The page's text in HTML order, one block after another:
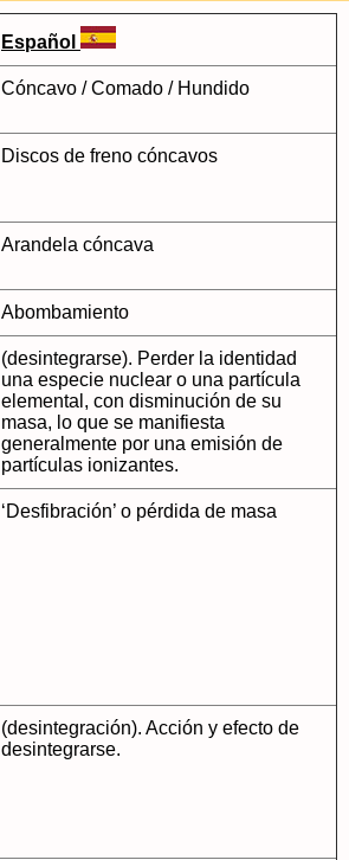
Español
Cóncavo / Comado / Hundido
Discos de freno cóncavos
Arandela cóncava
Abombamiento
(desintegrarse). Perder la identidad
una especie nuclear o una partícula
elemental, con disminución de su
masa, lo que se manifiesta
generalmente por una emisión de
partículas ionizantes.
‘Desfibración’ o pérdida de masa
(desintegración). Acción y efecto de
desintegrarse.